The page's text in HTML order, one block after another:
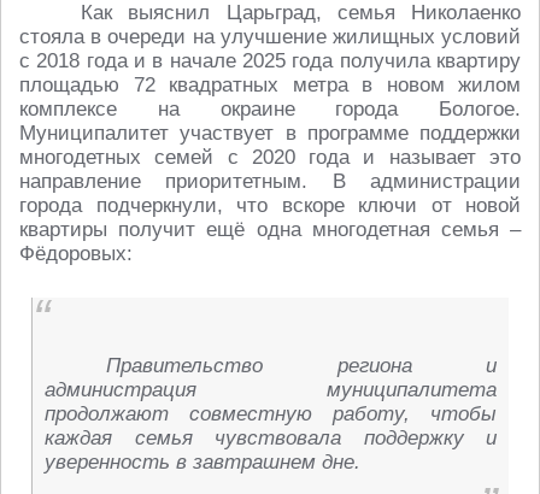
Как выяснил Царьград, семья Николаенко
стояла в очереди на улучшение жилищных условий
с 2018 года и в начале 2025 года получила квартиру
площадью 72 квадратных метра в новом жилом
комплексе на окраине города Бологое.
Муниципалитет участвует в программе поддержки
многодетных семей с 2020 года и называет это
направление приоритетным. В администрации
города подчеркнули, что вскоре ключи от новой
квартиры получит ещё одна многодетная семья –
Фёдоровых:
Правительство региона и
администрация муниципалитета
продолжают совместную работу, чтобы
каждая семья чувствовала поддержку и
уверенность в завтрашнем дне.